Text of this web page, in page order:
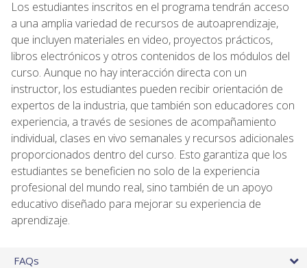
Los estudiantes inscritos en el programa tendrán acceso
a una amplia variedad de recursos de autoaprendizaje,
que incluyen materiales en video, proyectos prácticos,
libros electrónicos y otros contenidos de los módulos del
curso. Aunque no hay interacción directa con un
instructor, los estudiantes pueden recibir orientación de
expertos de la industria, que también son educadores con
experiencia, a través de sesiones de acompañamiento
individual, clases en vivo semanales y recursos adicionales
proporcionados dentro del curso. Esto garantiza que los
estudiantes se beneficien no solo de la experiencia
profesional del mundo real, sino también de un apoyo
educativo diseñado para mejorar su experiencia de
aprendizaje.
FAQs